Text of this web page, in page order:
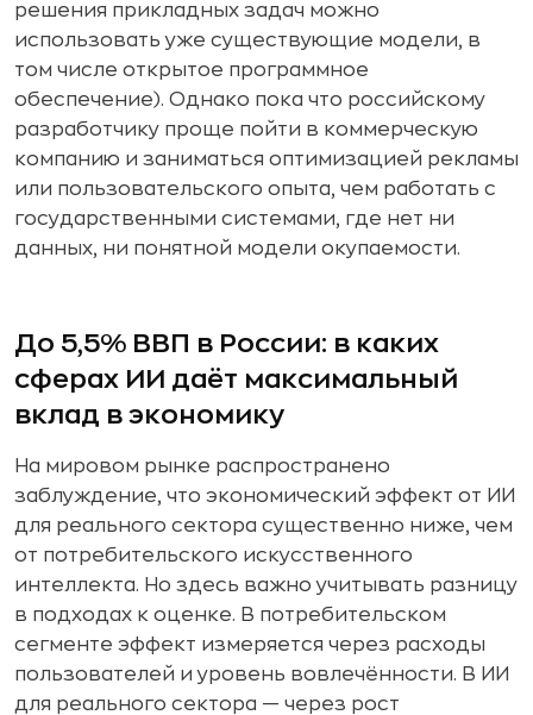
решения прикладных задач можно
использовать уже существующие модели, в
том числе открытое программное
обеспечение). Однако пока что российскому
разработчику проще пойти в коммерческую
компанию и заниматься оптимизацией рекламы
или пользовательского опыта, чем работать с
государственными системами, где нет ни
данных, ни понятной модели окупаемости.
До 5,5% ВВП в России: в каких
сферах ИИ даёт максимальный
вклад в экономику
На мировом рынке распространено
заблуждение, что экономический эффект от ИИ
для реального сектора существенно ниже, чем
от потребительского искусственного
интеллекта. Но здесь важно учитывать разницу
в подходах к оценке. В потребительском
сегменте эффект измеряется через расходы
пользователей и уровень вовлечённости. В ИИ
для реального сектора — через рост